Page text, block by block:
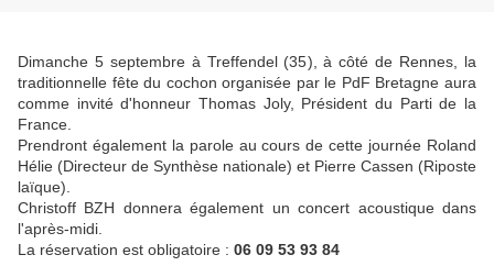
Dimanche 5 septembre à Treffendel (35), à côté de Rennes, la
traditionnelle fête du cochon organisée par le PdF Bretagne aura
comme invité d'honneur Thomas Joly, Président du Parti de la
France.
Prendront également la parole au cours de cette journée Roland
Hélie (Directeur de Synthèse nationale) et Pierre Cassen (Riposte
laïque).
Christoff BZH donnera également un concert acoustique dans
l'après-midi.
La réservation est obligatoire : 06 09 53 93 84